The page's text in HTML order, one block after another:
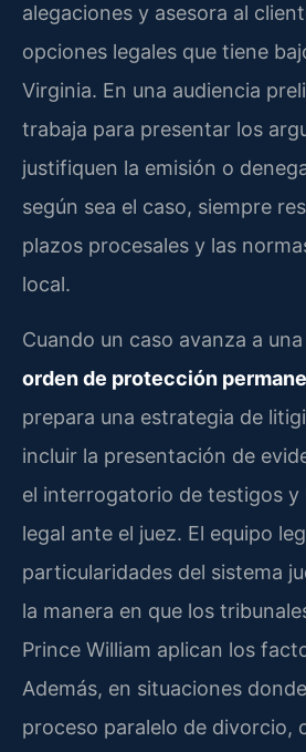
alegaciones y asesora al
opciones legales que tiene
Virginia. En una audiencia
trabaja para presentar los
justifiquen la emisión o
según sea el caso, siempre
plazos procesales y las
local.
Cuando un caso avanza a
orden de protección
prepara una estrategia de
incluir la presentación de
el interrogatorio de testigos y
legal ante el juez. El equipo
particularidades del sistema
la manera en que los
Prince William aplican los
Además, en situaciones
proceso paralelo de divorcio,